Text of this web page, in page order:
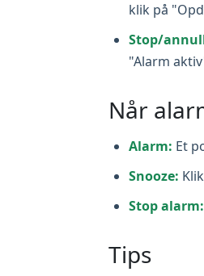
klik på
Stop/
"Alarm
Når
Alarm: Et
Snooze:
Stop alarm:
Tips